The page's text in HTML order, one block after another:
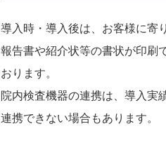
導入時・導入後は、お客様に寄
報告書や紹介状等の書状が印刷
おります。
院内検査機器の連携は、導入実
連携できない場合もあります。